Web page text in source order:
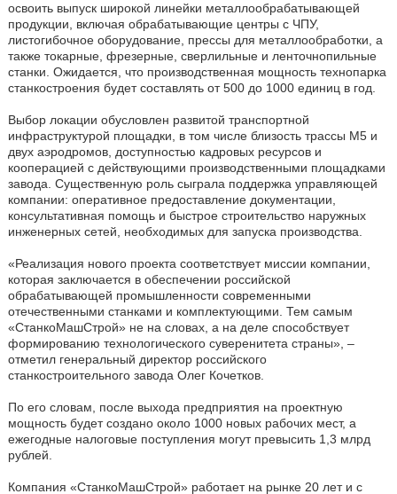
освоить выпуск широкой линейки металлообрабатывающей
продукции, включая обрабатывающие центры с ЧПУ,
листогибочное оборудование, прессы для металлообработки, а
также токарные, фрезерные, сверлильные и ленточнопильные
станки. Ожидается, что производственная мощность технопарка
станкостроения будет составлять от 500 до 1000 единиц в год.
Выбор локации обусловлен развитой транспортной
инфраструктурой площадки, в том числе близость трассы М5 и
двух аэродромов, доступностью кадровых ресурсов и
кооперацией с действующими производственными площадками
завода. Существенную роль сыграла поддержка управляющей
компании: оперативное предоставление документации,
консультативная помощь и быстрое строительство наружных
инженерных сетей, необходимых для запуска производства.
«Реализация нового проекта соответствует миссии компании,
которая заключается в обеспечении российской
обрабатывающей промышленности современными
отечественными станками и комплектующими. Тем самым
«СтанкоМашСтрой» не на словах, а на деле способствует
формированию технологического суверенитета страны», –
отметил генеральный директор российского
станкостроительного завода Олег Кочетков.
По его словам, после выхода предприятия на проектную
мощность будет создано около 1000 новых рабочих мест, а
ежегодные налоговые поступления могут превысить 1,3 млрд
рублей.
Компания «СтанкоМашСтрой» работает на рынке 20 лет и с